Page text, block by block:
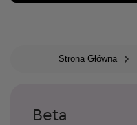
Strona Główna
Beta